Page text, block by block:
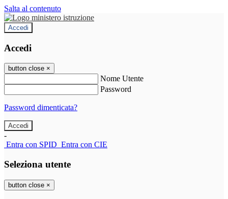
Salta al contenuto
Accedi
Accedi
button close ×
Nome Utente
Password
Password dimenticata?
-
Entra con SPID Entra con CIE
Seleziona utente
button close ×